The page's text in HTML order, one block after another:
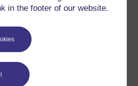
in the footer of our website.
ddim hwn